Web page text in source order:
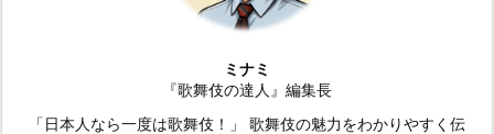
ミナミ
『歌舞伎の達人』編集長
「日本人なら一度は歌舞伎！」 歌舞伎の魅力をわかりやすく伝